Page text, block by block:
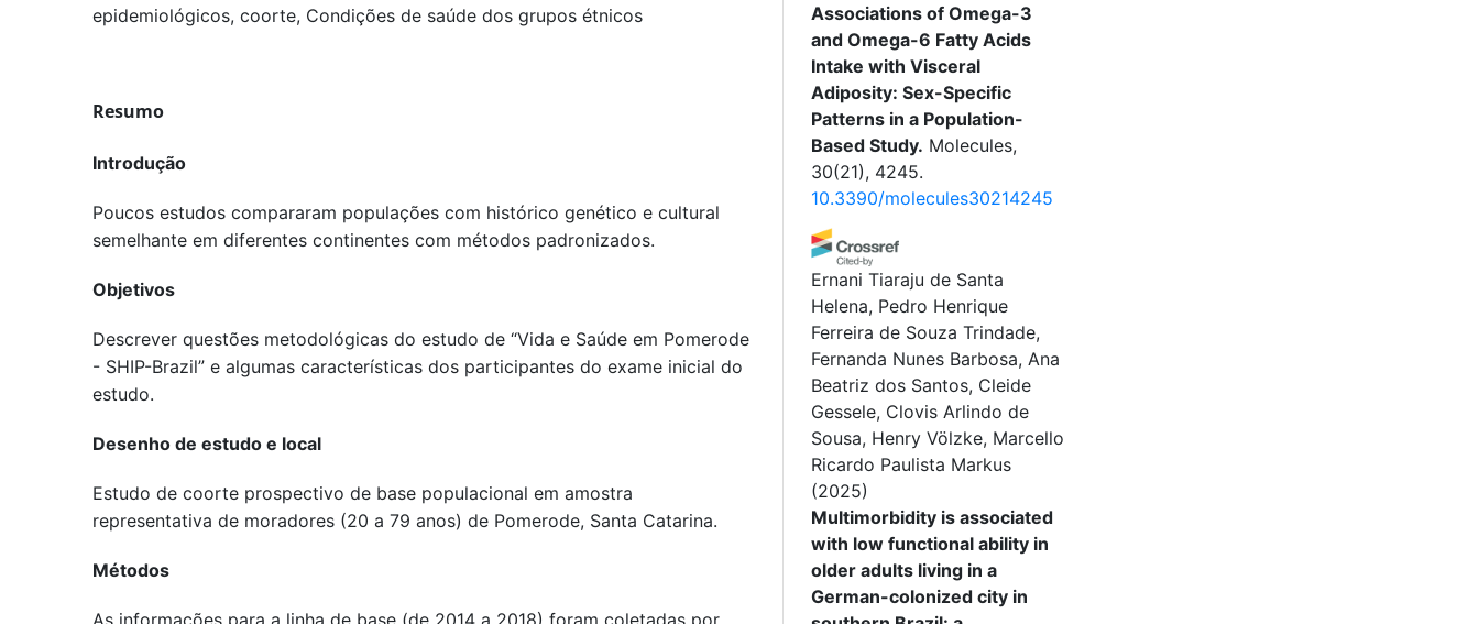
epidemiológicos, coorte, Condições de saúde dos grupos étnicos
Resumo
Introdução
Poucos estudos compararam populações com histórico genético e cultural
semelhante em diferentes continentes com métodos padronizados.
Objetivos
Descrever questões metodológicas do estudo de “Vida e Saúde em Pomerode
- SHIP-Brazil” e algumas características dos participantes do exame inicial do
estudo.
Desenho de estudo e local
Estudo de coorte prospectivo de base populacional em amostra
representativa de moradores (20 a 79 anos) de Pomerode, Santa Catarina.
Métodos
As informações para a linha de base (de 2014 a 2018) foram coletadas por
Associations of Omega-3
and Omega-6 Fatty Acids
Intake with Visceral
Adiposity: Sex-Specific
Patterns in a Population-
Based Study. Molecules,
30(21), 4245.
10.3390/molecules30214245
Ernani Tiaraju de Santa
Helena, Pedro Henrique
Ferreira de Souza Trindade,
Fernanda Nunes Barbosa, Ana
Beatriz dos Santos, Cleide
Gessele, Clovis Arlindo de
Sousa, Henry Völzke, Marcello
Ricardo Paulista Markus
(2025)
Multimorbidity is associated
with low functional ability in
older adults living in a
German-colonized city in